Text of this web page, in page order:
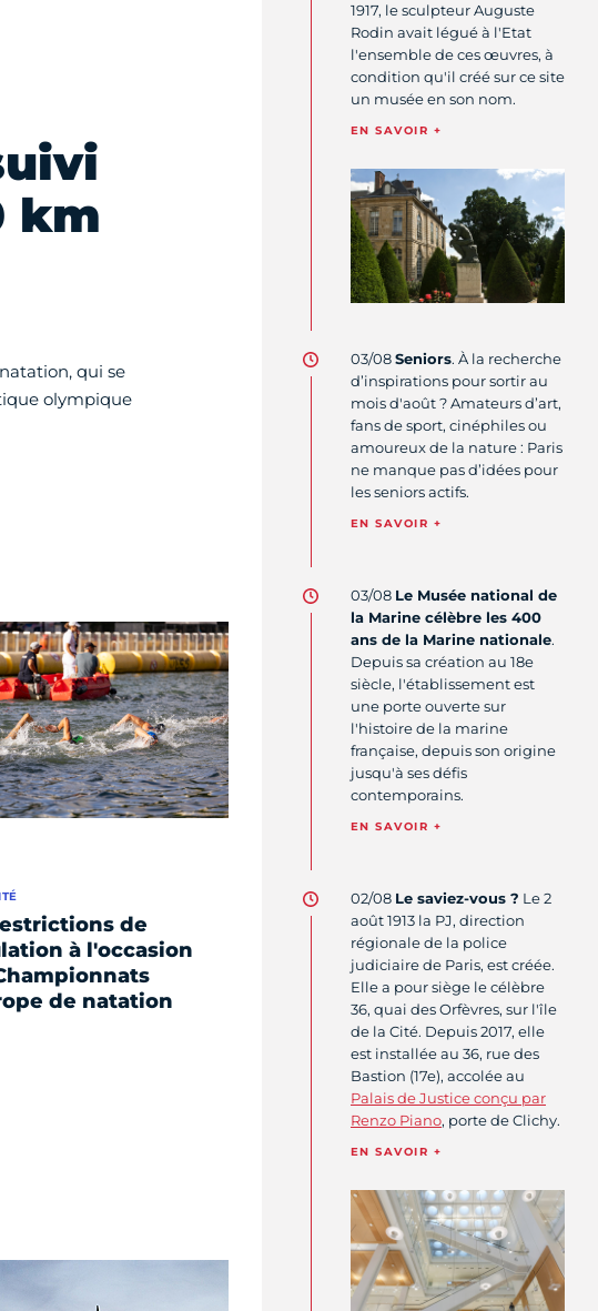
km
qui se
olympique
de
à l'occasion
de natation
1917, le sculpteur Auguste
Rodin avait légué à l'Etat
l'ensemble de ces œuvres, à
condition qu'il créé sur ce site
un musée en son nom.
EN SAVOIR +
03/08Seniors. À la recherche
d’inspirations pour sortir au
mois d'août ? Amateurs d’art,
fans de sport, cinéphiles ou
amoureux de la nature : Paris
ne manque pas d’idées pour
les seniors actifs.
EN SAVOIR +
03/08 Le Musée national de
la Marine célèbre les 400
ans de la Marine nationale.
Depuis sa création au 18e
siècle, l'établissement est
une porte ouverte sur
l'histoire de la marine
française, depuis son origine
jusqu'à ses défis
contemporains.
EN SAVOIR +
02/08 Le saviez-vous ? Le 2
août 1913 la PJ, direction
régionale de la police
judiciaire de Paris, est créée.
Elle a pour siège le célèbre
36, quai des Orfèvres, sur l'île
de la Cité. Depuis 2017, elle
est installée au 36, rue des
Bastion (17e), accolée au
Palais de Justice conçu par
Renzo Piano, porte de Clichy.
EN SAVOIR +